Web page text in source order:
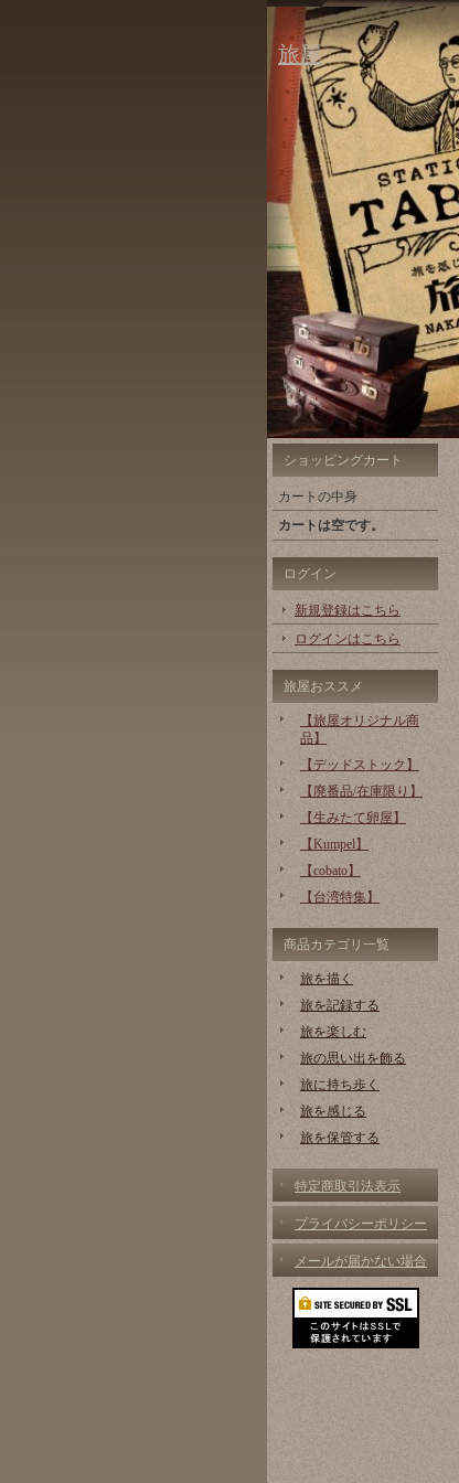
旅屋
ショッピングカート
カートの中身
カートは空です。
ログイン
新規登録はこちら
ログインはこちら
旅屋おススメ
【旅屋オリジナル商
品】
【デッドストック】
【廃番品/在庫限り】
【生みたて卵屋】
【Kumpel】
【cobato】
【台湾特集】
商品カテゴリ一覧
旅を描く
旅を記録する
旅を楽しむ
旅の思い出を飾る
旅に持ち歩く
旅を感じる
旅を保管する
特定商取引法表示
プライバシーポリシー
メールが届かない場合